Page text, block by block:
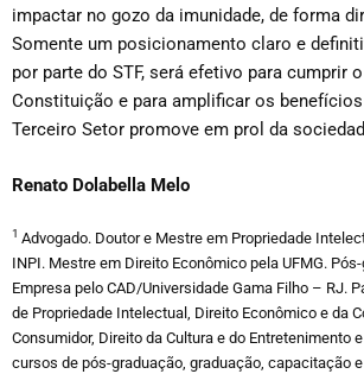
impactar no gozo da imunidade, de forma
Somente um posicionamento claro e
por parte do STF, será efetivo para cumprir
Constituição e para amplificar os
Terceiro Setor promove em prol da
Renato Dolabella Melo
1 Advogado. Doutor e Mestre em Propriedade
INPI. Mestre em Direito Econômico pela UFMG.
Empresa pelo CAD/Universidade Gama Filho – RJ.
de Propriedade Intelectual, Direito Econômico e da
Consumidor, Direito da Cultura e do Entretenimento
cursos de pós-graduação, graduação, capacitação